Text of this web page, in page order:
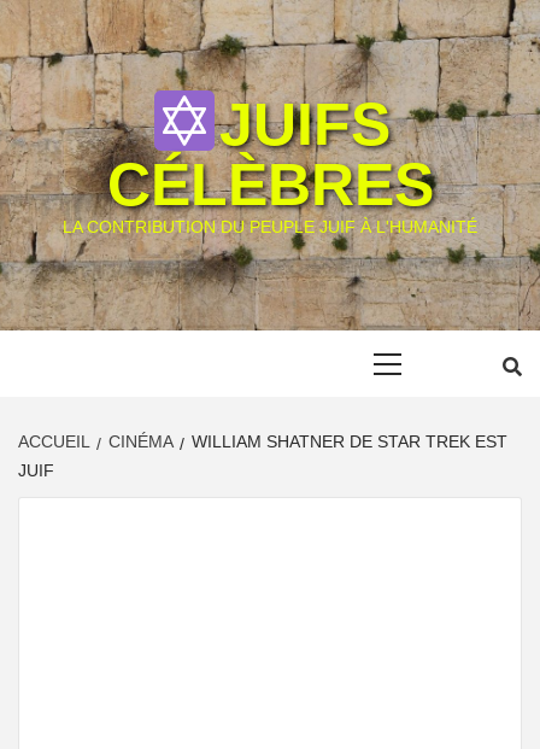
Skip
content
JUIFS
CÉLÈBRES
LA CONTRIBUTION DU PEUPLE JUIF À L'HUMANITÉ
ACCUEIL CINÉMA
WILLIAM SHATNER DE STAR TREK EST
JUIF